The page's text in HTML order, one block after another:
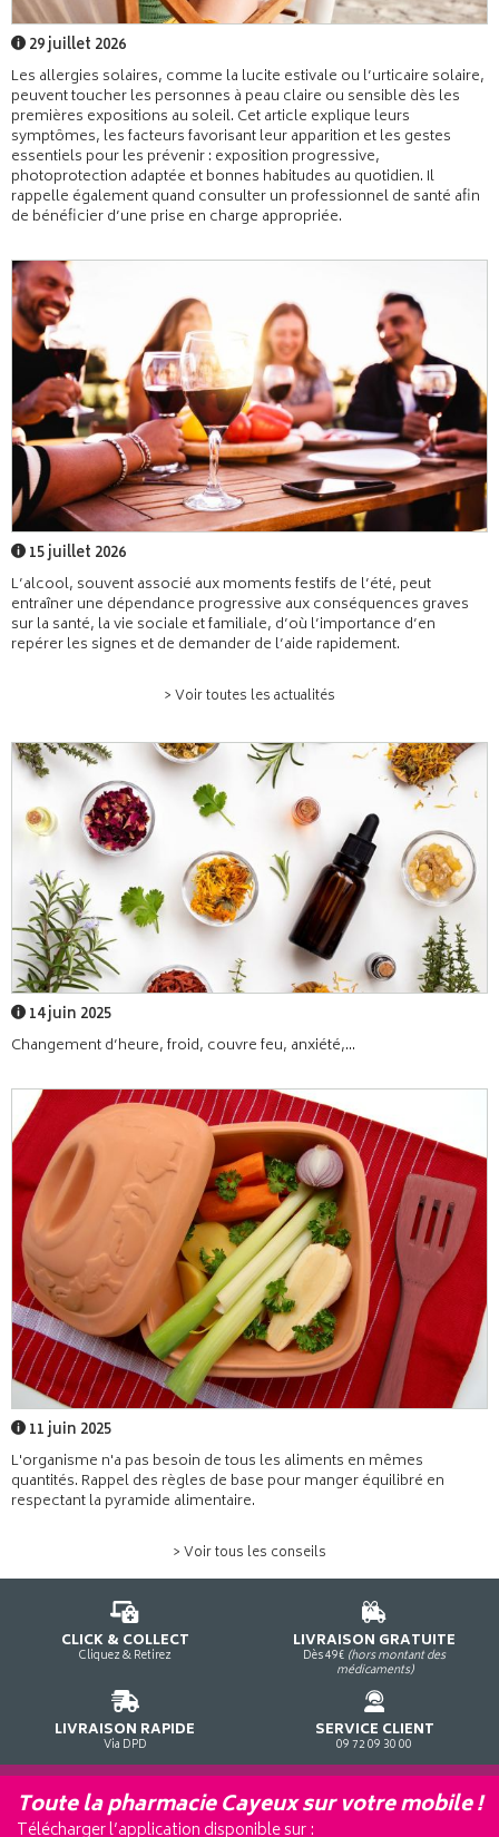
29 juillet 2026
Les allergies solaires, comme la lucite estivale ou l’urticaire solaire,
peuvent toucher les personnes à peau claire ou sensible dès les
premières expositions au soleil. Cet article explique leurs
symptômes, les facteurs favorisant leur apparition et les gestes
essentiels pour les prévenir : exposition progressive,
photoprotection adaptée et bonnes habitudes au quotidien. Il
rappelle également quand consulter un professionnel de santé afin
de bénéficier d’une prise en charge appropriée.
15 juillet 2026
L’alcool, souvent associé aux moments festifs de l’été, peut
entraîner une dépendance progressive aux conséquences graves
sur la santé, la vie sociale et familiale, d’où l’importance d’en
repérer les signes et de demander de l’aide rapidement.
> Voir toutes les actualités
14 juin 2025
Changement d’heure, froid, couvre feu, anxiété,...
11 juin 2025
L'organisme n'a pas besoin de tous les aliments en mêmes
quantités. Rappel des règles de base pour manger équilibré en
respectant la pyramide alimentaire.
> Voir tous les conseils
CLICK & COLLECT
Cliquez & Retirez
LIVRAISON GRATUITE
Dès 49€ (hors montant des
médicaments)
LIVRAISON RAPIDE
Via DPD
SERVICE CLIENT
09 72 09 30 00
Toute la pharmacie Cayeux sur votre mobile !
Télécharger l’application disponible sur :